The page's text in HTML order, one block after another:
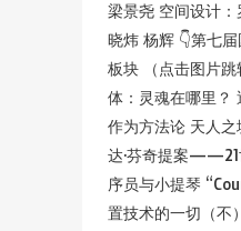
梁景尧 空间设计
晓炜 杨辉 👇第七
板块 （点击图片
体：灵魂在哪里？
作为方法论 天人之
达·芬奇提案——21
序员与小提琴
置技术的一切（不